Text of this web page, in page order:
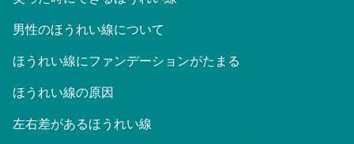
男性のほうれい線について
ほうれい線にファンデーションがたまる
ほうれい線の原因
左右差があるほうれい線